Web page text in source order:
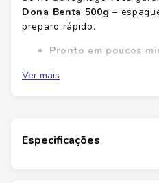
Dona Benta 500g –
preparo rápido.
Pronto em poucos
Textura firme
firme, cozimento ideal e
todos. No Savegnago você
Ver mais
Especificações